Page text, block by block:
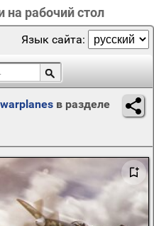
на рабочий стол
Язык сайта:
в разделе